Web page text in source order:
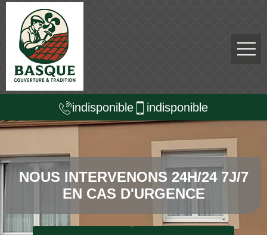
indisponible indisponible
NOUS INTERVENONS 24H/24 7J/7
EN CAS D'URGENCE